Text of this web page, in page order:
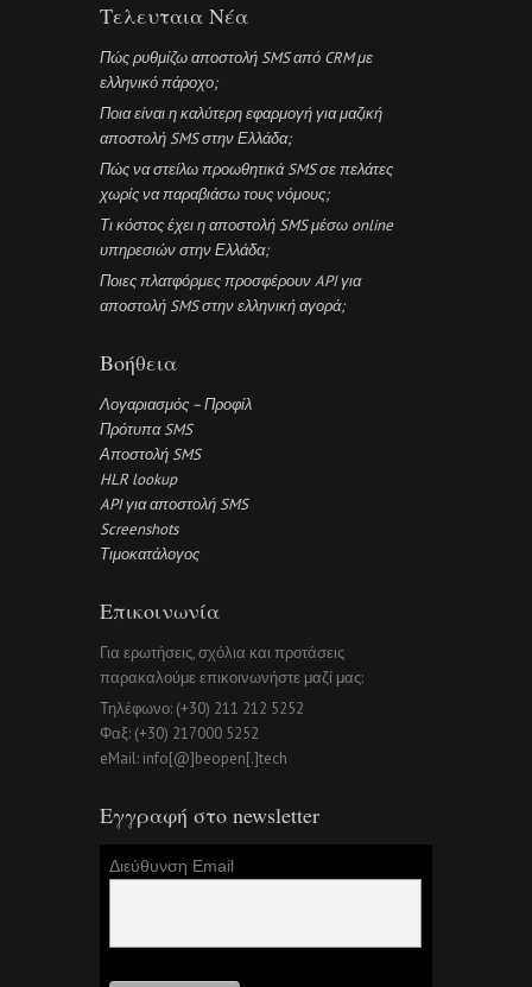
Τελευταια Νέα
Πώς ρυθμίζω αποστολή SMS από CRM με
ελληνικό πάροχο;
Ποια είναι η καλύτερη εφαρμογή για μαζική
αποστολή SMS στην Ελλάδα;
Πώς να στείλω προωθητικά SMS σε πελάτες
χωρίς να παραβιάσω τους νόμους;
Τι κόστος έχει η αποστολή SMS μέσω online
υπηρεσιών στην Ελλάδα;
Ποιες πλατφόρμες προσφέρουν API για
αποστολή SMS στην ελληνική αγορά;
Βοήθεια
Λογαριασμός – Προφίλ
Πρότυπα SMS
Αποστολή SMS
HLR lookup
API για αποστολή SMS
Screenshots
Τιμοκατάλογος
Επικοινωνία
Για ερωτήσεις, σχόλια και προτάσεις
παρακαλούμε επικοινωνήστε μαζί μας:
Τηλέφωνο: (+30) 211 212 5252
Φαξ: (+30) 217000 5252
eMail: info[@]beopen[.]tech
Εγγραφή στο newsletter
Διεύθυνση Email